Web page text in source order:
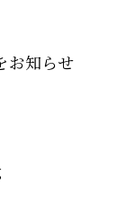
お知らせ